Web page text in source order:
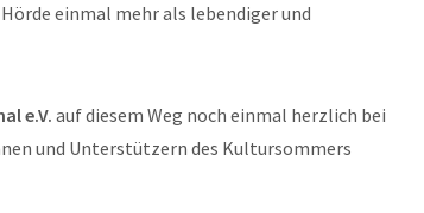
einmal mehr als lebendiger und
e.V. auf diesem Weg noch einmal herzlich bei
und Unterstützern des Kultursommers